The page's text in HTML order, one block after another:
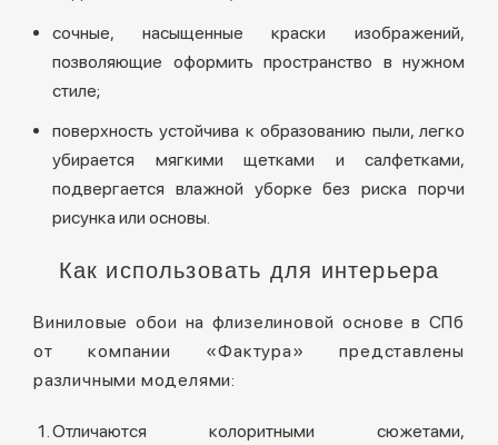
сочные, насыщенные краски изображений,
позволяющие оформить пространство в нужном
стиле;
поверхность устойчива к образованию пыли, легко
убирается мягкими щетками и салфетками,
подвергается влажной уборке без риска порчи
рисунка или основы.
Как использовать для интерьера
Виниловые обои на флизелиновой основе в СПб
от компании «Фактура» представлены
различными моделями:
Отличаются колоритными сюжетами,